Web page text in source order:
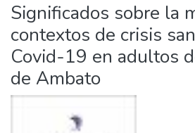
Significados sobre la
contextos de crisis
Covid-19 en adultos
de Ambato